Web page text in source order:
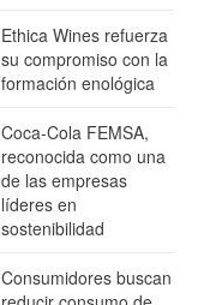
Ethica Wines refuerza
su compromiso con la
formación enológica
Coca-Cola FEMSA,
reconocida como una
de las empresas
líderes en
sostenibilidad
Consumidores buscan